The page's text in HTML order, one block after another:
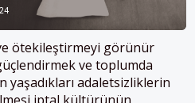
ve ötekileştirmeyi görünür
ve toplumda
adaletsizliklerin